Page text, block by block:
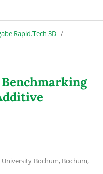
Rapid.Tech 3D /
Bochum, Bochum,